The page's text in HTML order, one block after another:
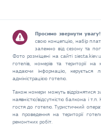
Просимо звернути увагу!
свою концепцію, набір
залежно від сезону та
Фото розміщені на сайті
готелів, номерів та території на
надаючи інформацію, керується
адміністрацією готелю.
Також номери можуть відрізнятися
наявністю/відсутністю балкона і
гостя до готелю. Туристичний
на проведення на території
ремонтних робіт.